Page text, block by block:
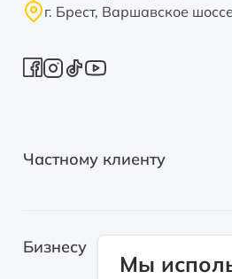
г. Брест, Варшавское
Частному клиенту
Автомобили с пробегом
Бизнесу
Мы